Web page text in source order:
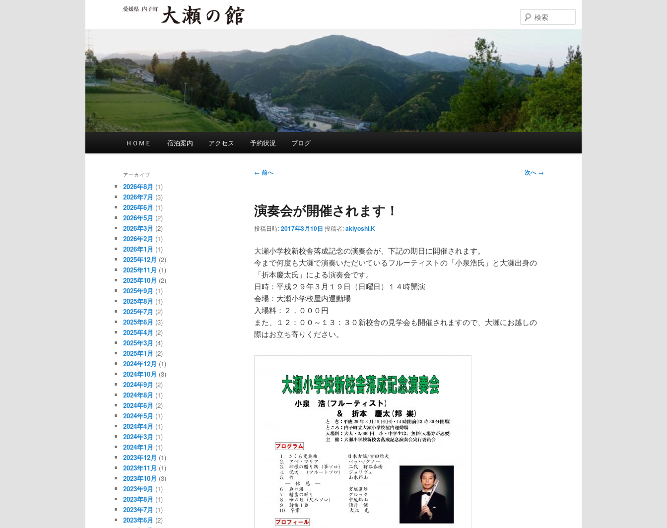
索
ＨＯＭＥ 宿泊案内 アクセス 予約状況 ブログ
投
ビ
ゲ
ー
ョ
ン
← 前へ 次へ→
演奏会が開催されます！
投稿日時:2017年3月10日 投稿者:akiyoshi.K
大瀬小学校新校舎落成記念の演奏会が、下記の期日に開催されます。
今まで何度も大瀬で演奏いただいているフルーティストの「小泉浩氏」と大瀬出身の
「折本慶太氏」による演奏会です。
日時：平成２９年３月１９日（日曜日）１４時開演
会場：大瀬小学校屋内運動場
入場料：２，０００円
また、１２：００～１３：３０新校舎の見学会も開催されますので、大瀬にお越しの
際はお立ち寄りください。
アーカイブ
2026年8月 (1)
2026年7月 (3)
2026年6月 (1)
2026年5月 (2)
2026年3月 (2)
2026年2月 (1)
2026年1月 (1)
2025年12月 (2)
2025年11月 (1)
2025年10月 (2)
2025年9月 (1)
2025年8月 (1)
2025年7月 (2)
2025年6月 (3)
2025年4月 (2)
2025年3月 (4)
2025年1月 (2)
2024年12月 (1)
2024年10月 (3)
2024年9月 (2)
2024年8月 (1)
2024年6月 (2)
2024年5月 (1)
2024年4月 (1)
2024年3月 (1)
2024年1月 (1)
2023年12月 (1)
2023年11月 (1)
2023年10月 (3)
2023年9月 (1)
2023年8月 (1)
2023年7月 (1)
2023年6月 (2)